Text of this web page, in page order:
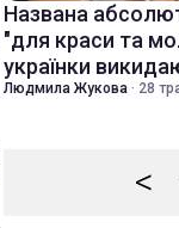
Названа
"для краси та
українки
Людмила Жукова · 28
<